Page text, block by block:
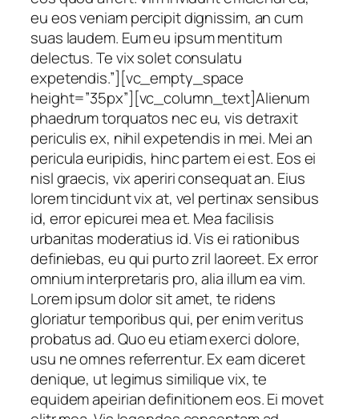
eu eos veniam percipit dignissim, an cum
suas laudem. Eum eu ipsum mentitum
delectus. Te vix solet consulatu
expetendis.”][vc_empty_space
height=”35px”][vc_column_text]Alienum
phaedrum torquatos nec eu, vis detraxit
periculis ex, nihil expetendis in mei. Mei an
pericula euripidis, hinc partem ei est. Eos ei
nisl graecis, vix aperiri consequat an. Eius
lorem tincidunt vix at, vel pertinax sensibus
id, error epicurei mea et. Mea facilisis
urbanitas moderatius id. Vis ei rationibus
definiebas, eu qui purto zril laoreet. Ex error
omnium interpretaris pro, alia illum ea vim.
Lorem ipsum dolor sit amet, te ridens
gloriatur temporibus qui, per enim veritus
probatus ad. Quo eu etiam exerci dolore,
usu ne omnes referrentur. Ex eam diceret
denique, ut legimus similique vix, te
equidem apeirian definitionem eos. Ei movet